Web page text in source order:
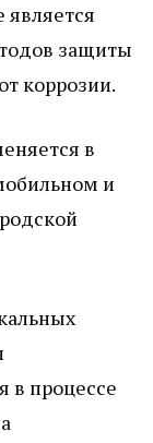
является
защиты
коррозии.
в
и
в процессе